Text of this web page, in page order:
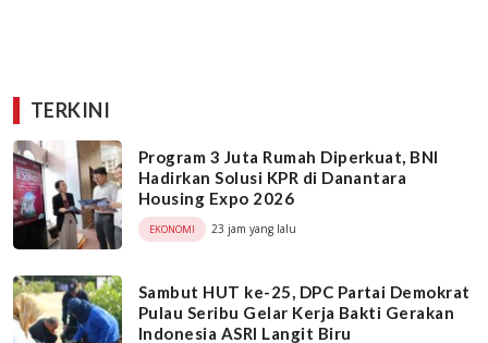
TERKINI
Program 3 Juta Rumah Diperkuat, BNI
Hadirkan Solusi KPR di Danantara
Housing Expo 2026
EKONOMI 23 jam yang lalu
Sambut HUT ke-25, DPC Partai Demokrat
Pulau Seribu Gelar Kerja Bakti Gerakan
Indonesia ASRI Langit Biru